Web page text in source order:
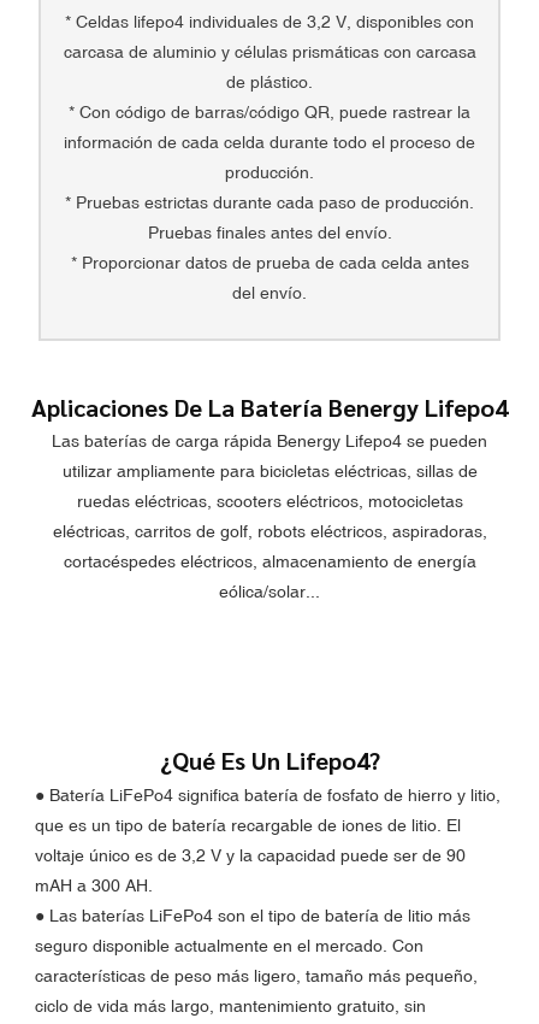
* Celdas lifepo4 individuales de 3,2 V, disponibles con
carcasa de aluminio y células prismáticas con carcasa
de plástico.
* Con código de barras/código QR, puede rastrear la
información de cada celda durante todo el proceso de
producción.
* Pruebas estrictas durante cada paso de producción.
Pruebas finales antes del envío.
* Proporcionar datos de prueba de cada celda antes
del envío.
Aplicaciones De La Batería Benergy Lifepo4
Las baterías de carga rápida Benergy Lifepo4 se pueden
utilizar ampliamente para bicicletas eléctricas, sillas de
ruedas eléctricas, scooters eléctricos, motocicletas
eléctricas, carritos de golf, robots eléctricos, aspiradoras,
cortacéspedes eléctricos, almacenamiento de energía
eólica/solar...
¿Qué Es Un Lifepo4?
● Batería LiFePo4 significa batería de fosfato de hierro y litio,
que es un tipo de batería recargable de iones de litio. El
voltaje único es de 3,2 V y la capacidad puede ser de 90
mAH a 300 AH.
● Las baterías LiFePo4 son el tipo de batería de litio más
seguro disponible actualmente en el mercado. Con
características de peso más ligero, tamaño más pequeño,
ciclo de vida más largo, mantenimiento gratuito, sin